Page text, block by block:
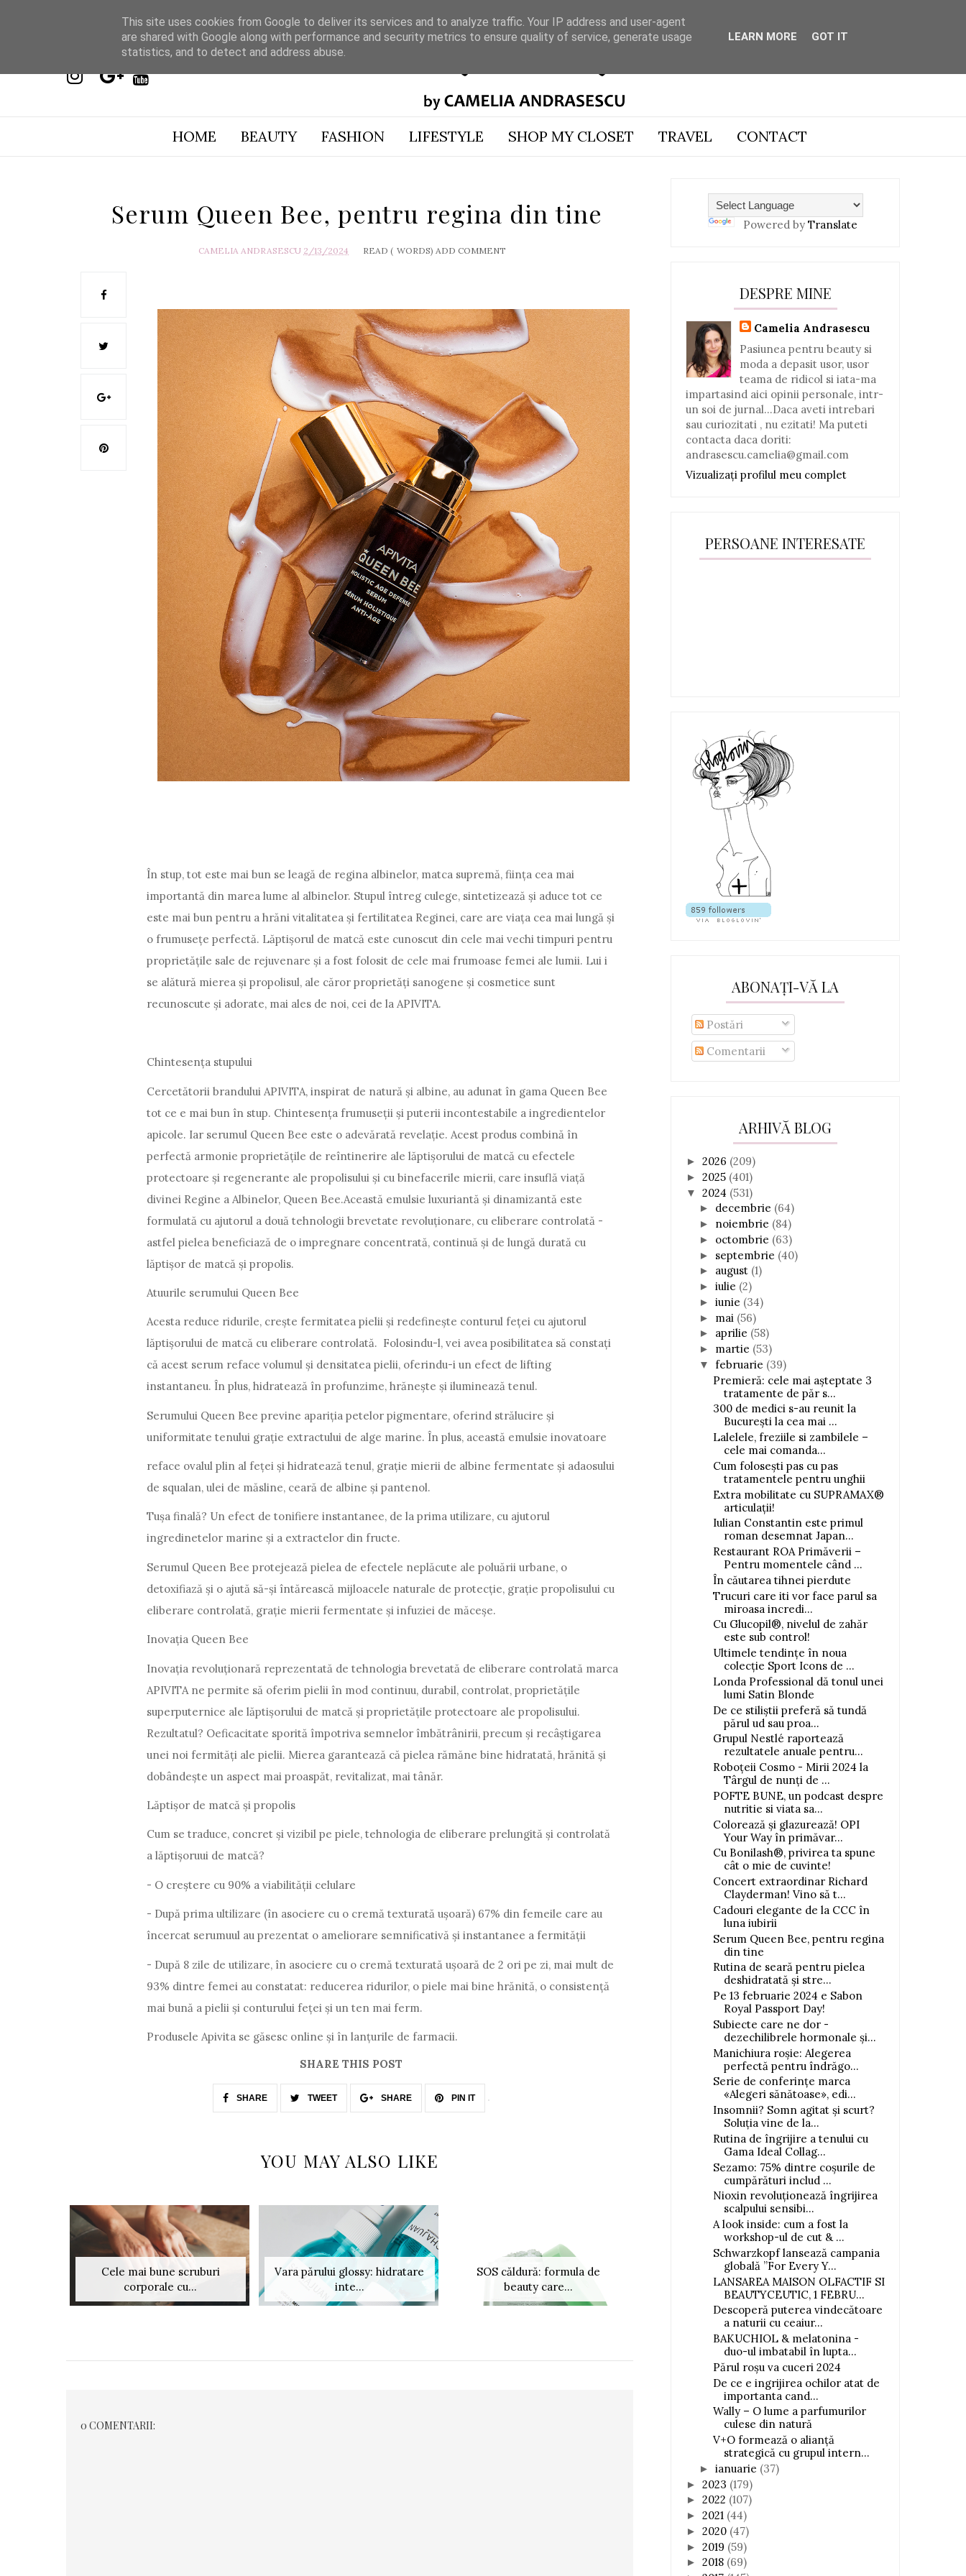
HOME BEAUTY FASHION LIFESTYLE SHOP MY CLOSET TRAVEL CONTACT
Serum Queen Bee, pentru regina din tine
CAMELIA ANDRASESCU 2/13/2024 READ ( WORDS) ADD COMMENT
În stup, tot este mai bun se leagă de regina albinelor, matca supremă, ființa cea mai
importantă din marea lume al albinelor. Stupul întreg culege, sintetizează și aduce tot ce
este mai bun pentru a hrăni vitalitatea și fertilitatea Reginei, care are viața cea mai lungă și
o frumusețe perfectă. Lăptișorul de matcă este cunoscut din cele mai vechi timpuri pentru
proprietățile sale de rejuvenare și a fost folosit de cele mai frumoase femei ale lumii. Lui i
se alătură mierea și propolisul, ale căror proprietăți sanogene și cosmetice sunt
recunoscute și adorate, mai ales de noi, cei de la APIVITA.
Chintesența stupului
Cercetătorii brandului APIVITA, inspirat de natură și albine, au adunat în gama Queen Bee
tot ce e mai bun în stup. Chintesența frumuseții și puterii incontestabile a ingredientelor
apicole. Iar serumul Queen Bee este o adevărată revelație. Acest produs combină în
perfectă armonie proprietățile de reîntinerire ale lăptișorului de matcă cu efectele
protectoare și regenerante ale propolisului și cu binefacerile mierii, care insuflă viață
divinei Regine a Albinelor, Queen Bee.Această emulsie luxuriantă și dinamizantă este
formulată cu ajutorul a două tehnologii brevetate revoluționare, cu eliberare controlată -
astfel pielea beneficiază de o impregnare concentrată, continuă și de lungă durată cu
lăptișor de matcă și propolis.
Atuurile serumului Queen Bee
Acesta reduce ridurile, crește fermitatea pielii și redefinește conturul feței cu ajutorul
lăptișorului de matcă cu eliberare controlată. Folosindu-l, vei avea posibilitatea să constați
că acest serum reface volumul și densitatea pielii, oferindu-i un efect de lifting
instantaneu. În plus, hidratează în profunzime, hrănește și iluminează tenul.
Serumului Queen Bee previne apariția petelor pigmentare, oferind strălucire și
uniformitate tenului grație extractului de alge marine. În plus, această emulsie inovatoare
reface ovalul plin al feței și hidratează tenul, grație mierii de albine fermentate și adaosului
de squalan, ulei de măsline, ceară de albine și pantenol.
Tușa finală? Un efect de tonifiere instantanee, de la prima utilizare, cu ajutorul
ingredinetelor marine și a extractelor din fructe.
Serumul Queen Bee protejează pielea de efectele neplăcute ale poluării urbane, o
detoxifiază și o ajută să-și întărească mijloacele naturale de protecție, grație propolisului cu
eliberare controlată, grație mierii fermentate și infuziei de măceșe.
Inovația Queen Bee
Inovația revoluționară reprezentată de tehnologia brevetată de eliberare controlată marca
APIVITA ne permite să oferim pielii în mod continuu, durabil, controlat, proprietățile
superputernice ale lăptișorului de matcă și proprietățile protectoare ale propolisului.
Rezultatul? Oeficacitate sporită împotriva semnelor îmbătrânirii, precum și recâștigarea
unei noi fermități ale pielii. Mierea garantează că pielea rămăne bine hidratată, hrănită și
dobândește un aspect mai proaspăt, revitalizat, mai tânăr.
Lăptișor de matcă și propolis
Cum se traduce, concret și vizibil pe piele, tehnologia de eliberare prelungită și controlată
a lăptișoruui de matcă?
- O creștere cu 90% a viabilității celulare
- După prima ultilizare (în asociere cu o cremă texturată ușoară) 67% din femeile care au
încercat serumuul au prezentat o ameliorare semnificativă și instantanee a fermității
- După 8 zile de utilizare, în asociere cu o cremă texturată ușoară de 2 ori pe zi, mai mult de
93% dintre femei au constatat: reducerea ridurilor, o piele mai bine hrănită, o consistență
mai bună a pielii și conturului feței și un ten mai ferm.
Produsele Apivita se găsesc online și în lanțurile de farmacii.
SHARE THIS POST
SHARE TWEET SHARE PIN IT
YOU MAY ALSO LIKE
Cele mai bune scruburi
corporale cu...
Vara părului glossy: hidratare
inte...
SOS căldură: formula de
beauty care...
Patru parfumuri, patru stări,
zero ...
0 COMENTARII:
Powered by Translate
DESPRE MINE
Camelia Andrasescu
Pasiunea pentru beauty si
moda a depasit usor, usor
teama de ridicol si iata-ma
impartasind aici opinii personale, intr-
un soi de jurnal...Daca aveti intrebari
sau curiozitati , nu ezitati! Ma puteti
contacta daca doriti:
andrasescu.camelia@gmail.com
Vizualizați profilul meu complet
PERSOANE INTERESATE
ABONAȚI-VĂ LA
Postări
Comentarii
ARHIVĂ BLOG
► 2026 (209)
► 2025 (401)
▼ 2024 (531)
► decembrie (64)
► noiembrie (84)
► octombrie (63)
► septembrie (40)
► august (1)
► iulie (2)
► iunie (34)
► mai (56)
► aprilie (58)
► martie (53)
▼ februarie (39)
Premieră: cele mai așteptate 3
tratamente de păr s...
300 de medici s-au reunit la
București la cea mai ...
Lalelele, freziile si zambilele –
cele mai comanda...
Cum folosești pas cu pas
tratamentele pentru unghii
Extra mobilitate cu SUPRAMAX®
articulații!
Iulian Constantin este primul
roman desemnat Japan...
Restaurant ROA Primăverii –
Pentru momentele când ...
În căutarea tihnei pierdute
Trucuri care iti vor face parul sa
miroasa incredi...
Cu Glucopil®, nivelul de zahăr
este sub control!
Ultimele tendințe în noua
colecție Sport Icons de ...
Londa Professional dă tonul unei
lumi Satin Blonde
De ce stiliștii preferă să tundă
părul ud sau proa...
Grupul Nestlé raportează
rezultatele anuale pentru...
Roboțeii Cosmo - Mirii 2024 la
Târgul de nunți de ...
POFTE BUNE, un podcast despre
nutritie si viata sa...
Colorează și glazurează! OPI
Your Way în primăvar...
Cu Bonilash®, privirea ta spune
cât o mie de cuvinte!
Concert extraordinar Richard
Clayderman! Vino să t...
Cadouri elegante de la CCC în
luna iubirii
Serum Queen Bee, pentru regina
din tine
Rutina de seară pentru pielea
deshidratată și stre...
Pe 13 februarie 2024 e Sabon
Royal Passport Day!
Subiecte care ne dor -
dezechilibrele hormonale și...
Manichiura roșie: Alegerea
perfectă pentru îndrăgo...
Serie de conferințe marca
«Alegeri sănătoase», edi...
Insomnii? Somn agitat și scurt?
Soluția vine de la...
Rutina de îngrijire a tenului cu
Gama Ideal Collag...
Sezamo: 75% dintre coșurile de
cumpărături includ ...
Nioxin revoluționează îngrijirea
scalpului sensibi...
A look inside: cum a fost la
workshop-ul de cut & ...
Schwarzkopf lansează campania
globală ”For Every Y...
LANSAREA MAISON OLFACTIF SI
BEAUTYCEUTIC, 1 FEBRU...
Descoperă puterea vindecătoare
a naturii cu ceaiur...
BAKUCHIOL & melatonina -
duo-ul imbatabil în lupta...
Părul roșu va cuceri 2024
De ce e ingrijirea ochilor atat de
importanta cand...
Wally – O lume a parfumurilor
culese din natură
V+O formează o alianță
strategică cu grupul intern...
► ianuarie (37)
► 2023 (179)
► 2022 (107)
► 2021 (44)
► 2020 (47)
► 2019 (59)
► 2018 (69)
This site uses cookies from Google to deliver its services and to analyze traffic. Your IP address and user-agent
are shared with Google along with performance and security metrics to ensure quality of service, generate usage
statistics, and to detect and address abuse.
LEARN MORE GOT IT